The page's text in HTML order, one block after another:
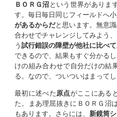
ＢＯＲＧ沼という世界がありま
す。毎日毎日同じフィールドへ
があるからだと思います。無意
合わせでチャレンジしてみよう
う試行錯誤の障壁が他社に比べ
できるので、結果もすぐ分かる
けの組み合わせで自分だけの結
る。なので、ついついはまって
最初に述べた原点がここにある
た。まあ理屈抜きにＢＯＲＧ沼
もあります。さらには、 新鏡筒